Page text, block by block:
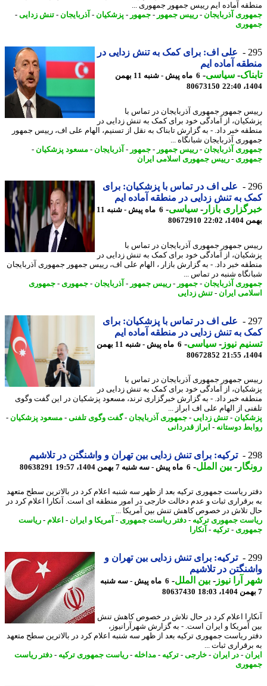
آماده ایم رییس جمهور جمهوری ...
آذربایجان-رییس جمهور-جمهور-پزشکیان-آذربایجان-تنش زدایی-
علی اف: برای کمک به تنش زدایی در
آماده ایم
-سیاسی-
6 ماه پیش - شنبه 11 بهمن
80673150
جمهور جمهوری آذربایجان در تماس با
از آمادگی خود برای کمک به تنش زدایی در
خبر داد. - به گزارش تابناک به نقل از تسنیم، الهام علی اف، رییس جمهور
آذربایجان شبانگاه ...
آذربایجان-رییس جمهور-جمهور-آذربایجان-مسعود پزشکیان-
- رییس جمهوری اسلامی ایران
علی اف در تماس با پزشکیان: برای
به تنش زدایی در منطقه آماده ایم
بازار- سیاسی-
6 ماه پیش - شنبه 11
22:02
80672910
جمهور جمهوری آذربایجان در تماس با
از آمادگی خود برای کمک به تنش زدایی در
خبر داد. - به گزارش بازار ، الهام علی اف، رییس جمهور جمهوری آذربایجان
شنبه در تماس ...
آذربایجان-جمهور-رییس جمهور-آذربایجان-جمهوری- جمهوری
ایران - تنش زدایی
علی اف در تماس با پزشکیان: برای
به تنش زدایی در منطقه آماده ایم
نیوز-سیاسی-
6 ماه پیش - شنبه 11 بهمن
80672852
جمهور جمهوری آذربایجان در تماس با
از آمادگی خود برای کمک به تنش زدایی در
خبر داد. - به گزارش خبرگزاری ترند، مسعود پزشکیان در این گفت وگوی
از الهام علی اف ابراز ...
-تنش زدایی- جمهوری آذربایجان-گفت وگوی تلفنی-مسعود پزشکیان-
دوستانه-ابراز قدردانی
ترکیه: برای تنش زدایی بین تهران و واشنگتن در تلاشیم
-بین الملل-6 ماه پیش - سه شنبه 7 بهمن 1404، 19:57 80638291
ریاست جمهوری ترکیه بعد از ظهر سه شنبه اعلام کرد در بالاترین سطح متعهد
ثبات و عدم دخالت خارجی در امور منطقه ای است. آنکارا اعلام کرد در
تلاش در خصوص کاهش تنش بین آمریکا ...
جمهوری ترکیه-دفتر ریاست جمهوری- آمریکا و ایران - اعلام -ریاست
- ترکیه-آنکارا
ترکیه: برای تنش زدایی بین تهران و
در تلاشیم
آرا نیوز-بین الملل- 6 ماه پیش - سه شنبه
80637430
اعلام کرد در حال تلاش در خصوص کاهش تنش
آمریکا و ایران است. - به گزارش شهرآرانیوز،
ریاست جمهوری ترکیه بعد از ظهر سه شنبه اعلام کرد در بالاترین سطح متعهد
ثبات ...
- در ایران - خارجی-ترکیه-مداخله-ریاست جمهوری ترکیه-دفتر ریاست